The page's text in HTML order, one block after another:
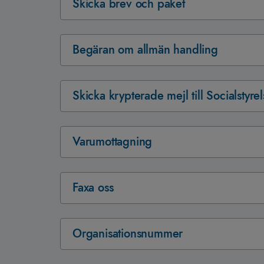
Skicka brev och paket
Begäran om allmän handling
Skicka krypterade mejl till
Varumottagning
Faxa oss
Organisationsnummer